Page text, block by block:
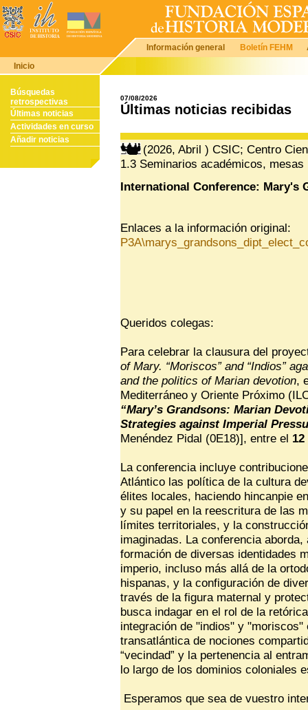
Información general Boletín FEHM
Inicio
Búsquedas
retrospectivas
Últimas noticias
Actividades en curso
Añadir noticias
07/08/2026
Últimas noticias recibidas
(2026, Abril ) CSIC; Centro
1.3 Seminarios académicos,
International Conference: Mary's
Enlaces a la información original:
Queridos colegas:
Para celebrar la clausura del
of Mary. “Moriscos” and “Indios”
and the politics of Marian devotion,
Mediterráneo y Oriente Próximo
“Mary’s Grandsons: Marian
Strategies against Imperial
Menéndez Pidal (0E18)], entre el
La conferencia incluye
Atlántico las política de la cultura
élites locales, haciendo hincanpie
y su papel en la reescritura de las
límites territoriales, y la
imaginadas. La conferencia
formación de diversas identidades
imperio, incluso más allá de la
hispanas, y la configuración de
través de la figura maternal y
busca indagar en el rol de la
integración de "indios" y
transatlántica de nociones
“vecindad” y la pertenencia al
lo largo de los dominios coloniales
Esperamos que sea de vuestro